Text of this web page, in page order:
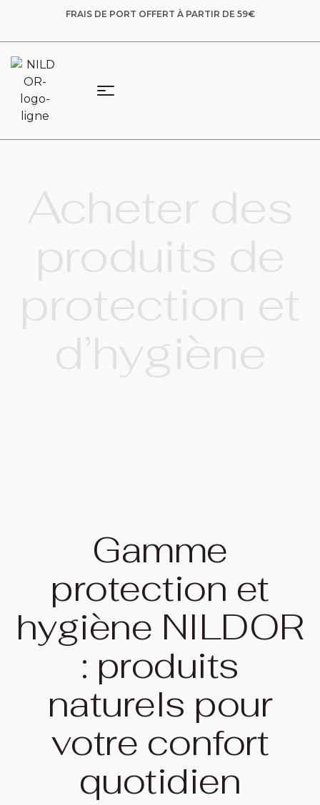
FRAIS DE PORT OFFERT À PARTIR DE 59€
Acheter des
produits de
protection et
d’hygiène
Gamme
protection et
hygiène NILDOR
: produits
naturels pour
votre confort
quotidien